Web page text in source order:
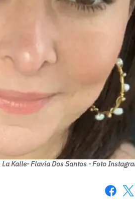
La Kalle- Flavia Dos Santos - Foto